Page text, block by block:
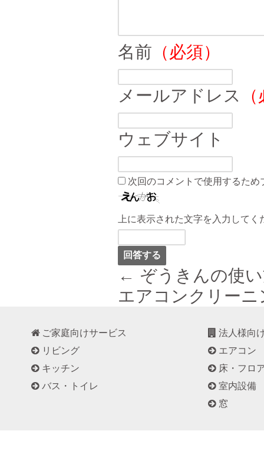
名前 （必須）
メールアドレス
ウェブサイト
次回のコメントで使用するた
上に表示された文字を入力してく
← ぞうきんの使
エアコンクリー
ご家庭向けサービス
リビング
キッチン
バス・トイレ
法人様向
エアコン
床・フロ
室内設備
窓